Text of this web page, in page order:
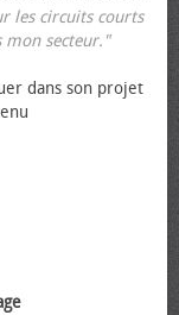
les circuits courts
mon secteur."
dans son projet